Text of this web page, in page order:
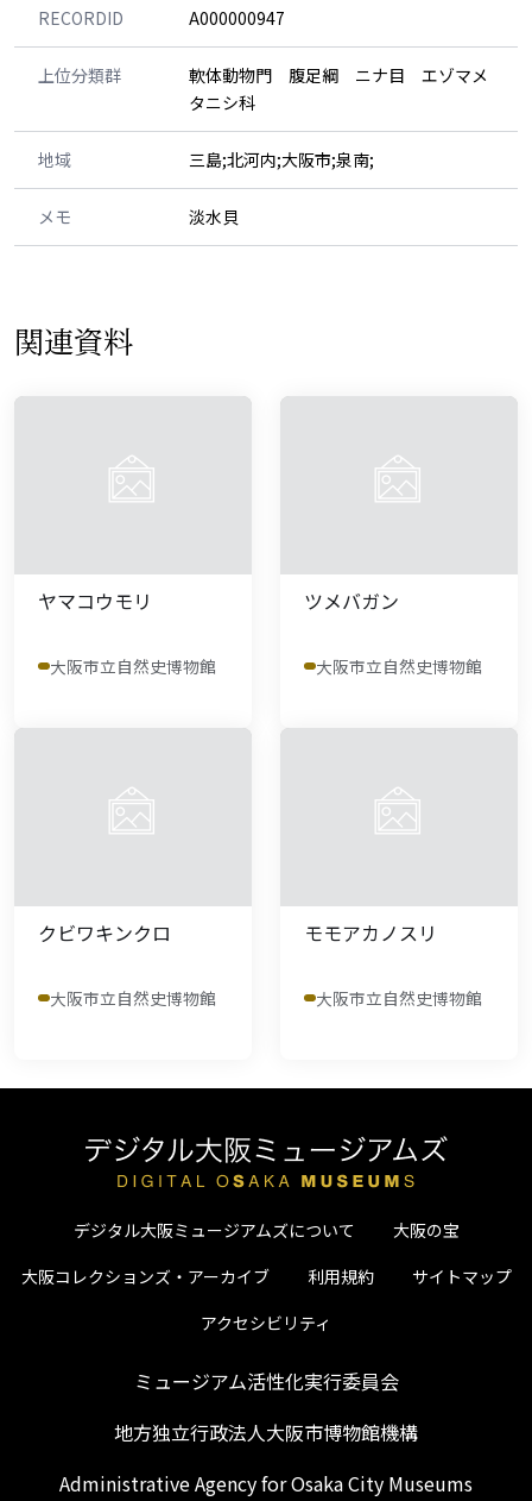
RECORDID A000000947
上位分類群
軟体動物門 腹足綱 ニナ目 エゾマメ
タニシ科
地域 三島;北河内;大阪市;泉南;
メモ 淡水貝
関連資料
ヤマコウモリ
大阪市立自然史博物館
ツメバガン
大阪市立自然史博物館
クビワキンクロ
大阪市立自然史博物館
モモアカノスリ
大阪市立自然史博物館
デジタル大阪ミュージアムズについて
大阪の宝
大阪コレクションズ・アーカイブ
利用規約
サイトマップ
アクセシビリティ
ミュージアム活性化実行委員会
地方独立行政法人大阪市博物館機構
Administrative Agency for Osaka City Museums